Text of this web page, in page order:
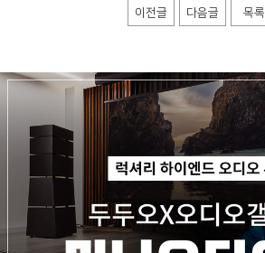
이전글 다음글 목록